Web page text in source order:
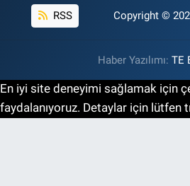
RSS Copyright ©
Haber Yazılımı: TE
En iyi site deneyimi sağlamak için
faydalanıyoruz. Detaylar için lütfen